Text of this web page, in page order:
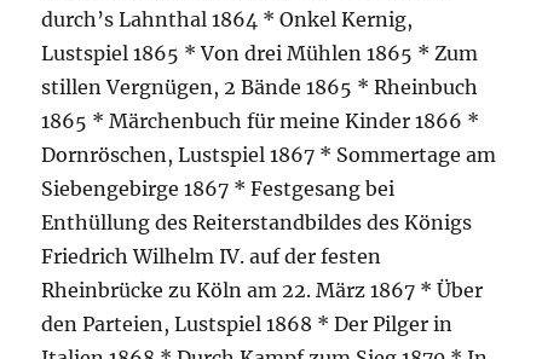
durch’s Lahnthal 1864 * Onkel Kernig,
Lustspiel 1865 * Von drei Mühlen 1865 * Zum
stillen Vergnügen, 2 Bände 1865 * Rheinbuch
1865 * Märchenbuch für meine Kinder 1866 *
Dornröschen, Lustspiel 1867 * Sommertage am
Siebengebirge 1867 * Festgesang bei
Enthüllung des Reiterstandbildes des Königs
Friedrich Wilhelm IV. auf der festen
Rheinbrücke zu Köln am 22. März 1867 * Über
den Parteien, Lustspiel 1868 * Der Pilger in